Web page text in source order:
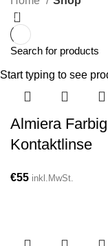
Almiera
Kontaktlinse
€55 inkl.MwSt.
Start typing to see